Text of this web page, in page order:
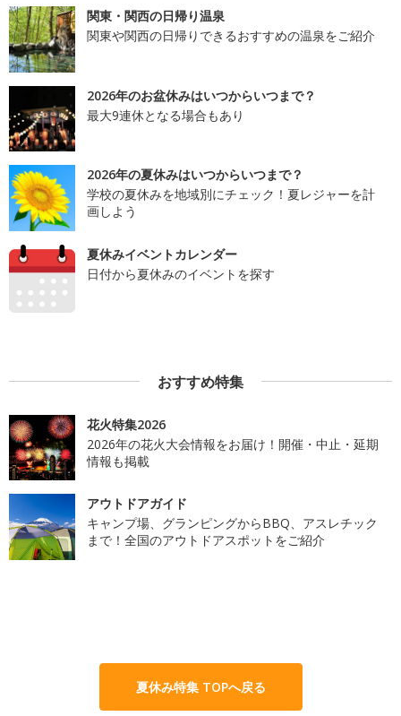
関東・関西の日帰り温泉
関東や関西の日帰りできるおすすめの温泉をご紹介
2026年のお盆休みはいつからいつまで？
最大9連休となる場合もあり
2026年の夏休みはいつからいつまで？
学校の夏休みを地域別にチェック！夏レジャーを計
画しよう
夏休みイベントカレンダー
日付から夏休みのイベントを探す
おすすめ特集
花火特集2026
2026年の花火大会情報をお届け！開催・中止・延期
情報も掲載
アウトドアガイド
キャンプ場、グランピングからBBQ、アスレチック
まで！全国のアウトドアスポットをご紹介
夏休み特集 TOPへ戻る